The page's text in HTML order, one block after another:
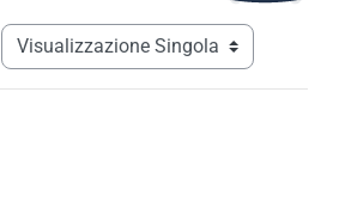
Navigazione terziaria modalità